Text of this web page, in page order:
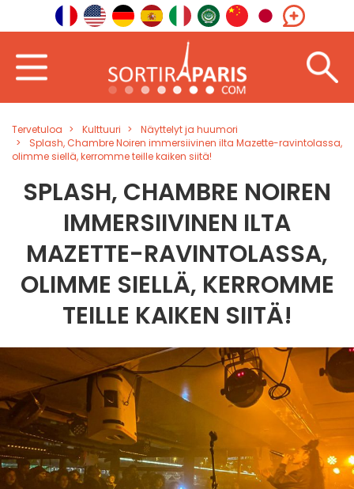
Tervetuloa Kulttuuri
Näyttelyt ja huumori
Splash, Chambre Noiren immersiivinen ilta Mazette-ravintolassa,
olimme siellä, kerromme teille kaiken siitä!
SPLASH, CHAMBRE NOIREN
IMMERSIIVINEN ILTA
MAZETTE-RAVINTOLASSA,
OLIMME SIELLÄ, KERROMME
TEILLE KAIKEN SIITÄ!